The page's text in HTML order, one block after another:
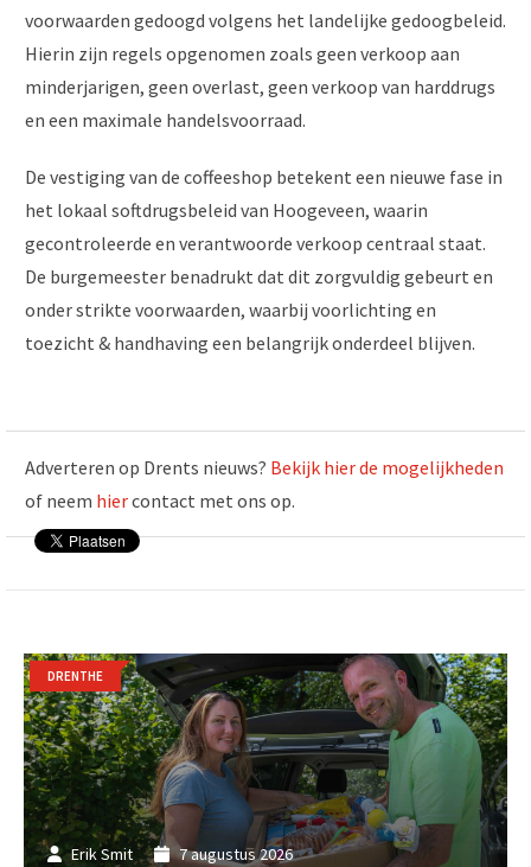
voorwaarden gedoogd volgens het landelijke gedoogbeleid.
Hierin zijn regels opgenomen zoals geen verkoop aan
minderjarigen, geen overlast, geen verkoop van harddrugs
en een maximale handelsvoorraad.
De vestiging van de coffeeshop betekent een nieuwe fase in
het lokaal softdrugsbeleid van Hoogeveen, waarin
gecontroleerde en verantwoorde verkoop centraal staat.
De burgemeester benadrukt dat dit zorgvuldig gebeurt en
onder strikte voorwaarden, waarbij voorlichting en
toezicht & handhaving een belangrijk onderdeel blijven.
Adverteren op Drents nieuws? Bekijk hier de mogelijkheden
of neem hiercontact met ons op.
Erik Smit 7 augustus 2026
DRENTHE